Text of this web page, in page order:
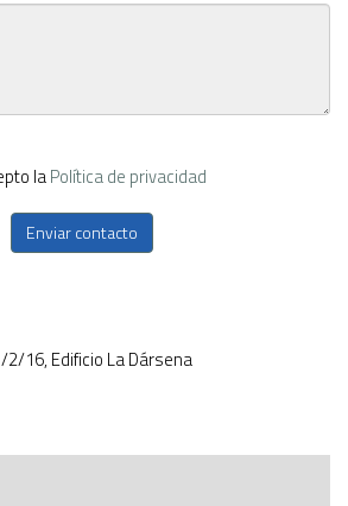
laPolítica de privacidad
Enviar contacto
2/16, Edificio La Dársena